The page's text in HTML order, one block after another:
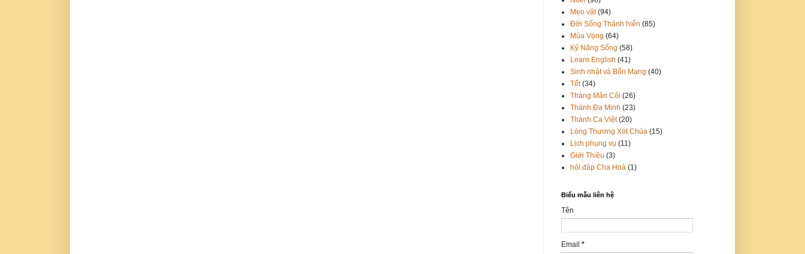
Mẹo vặt (94)
Đời Sống Thánh hiến (85)
Mùa Vọng (64)
Kỹ Năng Sống (58)
Learn English (41)
Sinh nhật và Bổn Mạng (40)
Tết (34)
Tháng Mân Côi (26)
Thánh Đa Minh (23)
Thánh Ca Việt (20)
Lòng Thương Xót Chúa (15)
Lịch phụng vụ (11)
Giới Thiệu (3)
hỏi đáp Cha Hoà (1)
Biểu mẫu liên hệ
Tên
Email *